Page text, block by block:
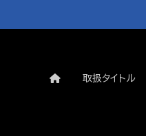
取扱タイトル